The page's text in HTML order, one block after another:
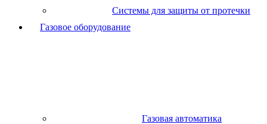
Системы для защиты от протечки
Газовое оборудование
Газовая автоматика